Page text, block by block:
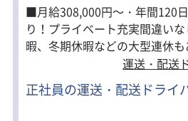
■月給308,000円～・年間120
り！プライベート充実間違い
暇、冬期休暇などの大型連休
ト×仕事の両立がしやすいの
す。 ぜひ働きやすさ抜群の環
後の転職をしませんか？ ■魅力ポイント■ ・主にリ
運送・配送
正社員の運送・配送ドライ